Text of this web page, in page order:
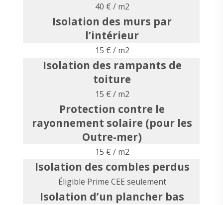
40 € / m2
Isolation des murs par
l’intérieur
15 € / m2
Isolation des rampants de
toiture
15 € / m2
Protection contre le
rayonnement solaire (pour les
Outre-mer)
15 € / m2
Isolation des combles perdus
Éligible Prime CEE seulement
Isolation d’un plancher bas